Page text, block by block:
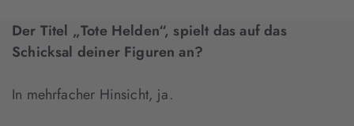
Der Titel „Tote Helden“, spielt das auf das
Schicksal deiner Figuren an?
In mehrfacher Hinsicht, ja.